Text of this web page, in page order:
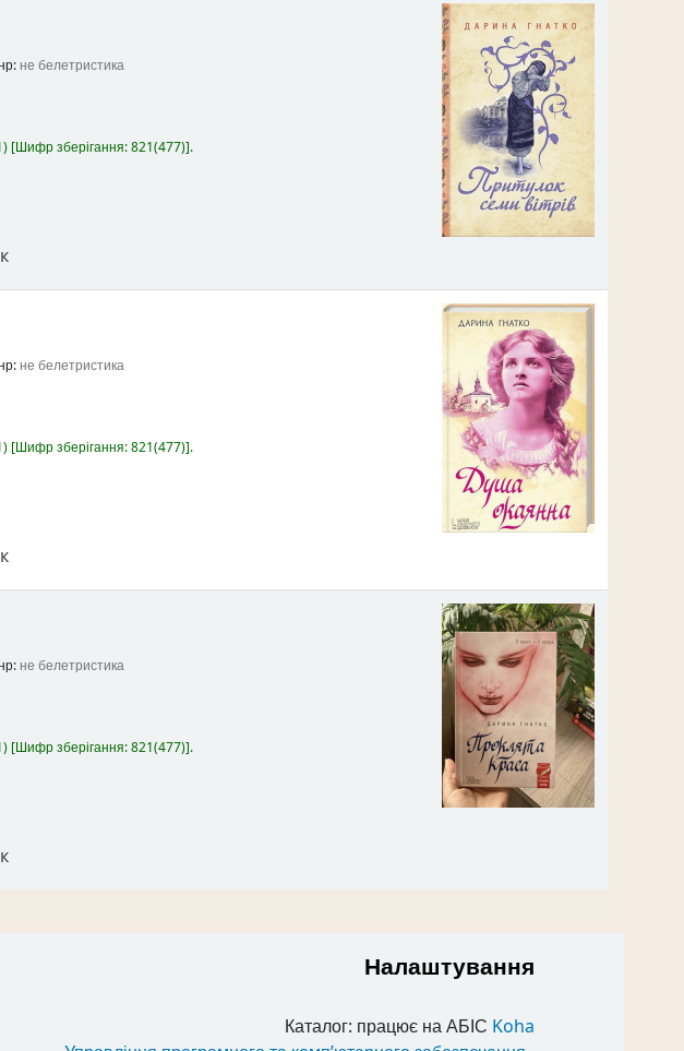
не белетристика
Шифр зберігання:821(477) .
не белетристика
Шифр зберігання:821(477) .
не белетристика
Шифр зберігання:821(477) .
Налаштування
Каталог: працює на АБІС Koha